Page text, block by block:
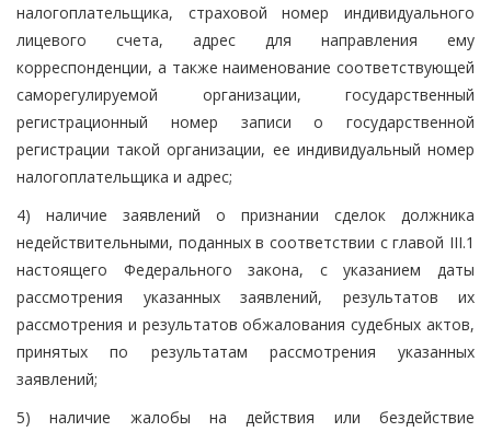
налогоплательщика, страховой номер индивидуального
лицевого счета, адрес для направления ему
корреспонденции, а также наименование соответствующей
саморегулируемой организации, государственный
регистрационный номер записи о государственной
регистрации такой организации, ее индивидуальный номер
налогоплательщика и адрес;
4) наличие заявлений о признании сделок должника
недействительными, поданных в соответствии с главой III.1
настоящего Федерального закона, с указанием даты
рассмотрения указанных заявлений, результатов их
рассмотрения и результатов обжалования судебных актов,
принятых по результатам рассмотрения указанных
заявлений;
5) наличие жалобы на действия или бездействие